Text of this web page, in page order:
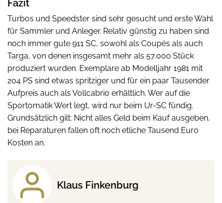
Fazit
Turbos und Speedster sind sehr gesucht und erste Wahl
für Sammler und Anleger. Relativ günstig zu haben sind
noch immer gute 911 SC, sowohl als Coupés als auch
Targa, von denen insgesamt mehr als 57.000 Stück
produziert wurden. Exemplare ab Modelljahr 1981 mit
204 PS sind etwas spritziger und für ein paar Tausender
Aufpreis auch als Vollcabrio erhältlich. Wer auf die
Sportomatik Wert legt, wird nur beim Ur-SC fündig.
Grundsätzlich gilt: Nicht alles Geld beim Kauf ausgeben,
bei Reparaturen fallen oft noch etliche Tausend Euro
Kosten an.
Klaus Finkenburg